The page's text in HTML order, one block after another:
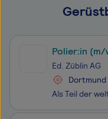
Polier:in (m/
Ed. Züblin AG
Dortmund